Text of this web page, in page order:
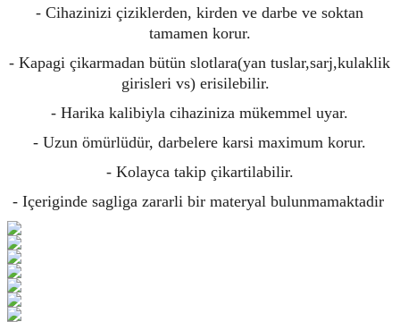
- Cihazinizi çiziklerden, kirden ve darbe ve soktan
tamamen korur.
- Kapagi çikarmadan bütün slotlara(yan tuslar,sarj,kulaklik
girisleri vs) erisilebilir.
- Harika kalibiyla cihaziniza mükemmel uyar.
- Uzun ömürlüdür, darbelere karsi maximum korur.
- Kolayca takip çikartilabilir.
- Içeriginde sagliga zararli bir materyal bulunmamaktadir